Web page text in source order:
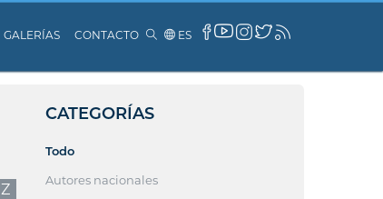
GALERÍAS CONTACTO ES
Z
CATEGORÍAS
Todo
Autores nacionales